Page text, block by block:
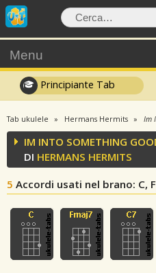
Menu
Principiante Tab
Tab ukulele Hermans Hermits Im
IM INTO SOMETHING
DI HERMANS HERMITS
5 Accordi usati nel brano: C,